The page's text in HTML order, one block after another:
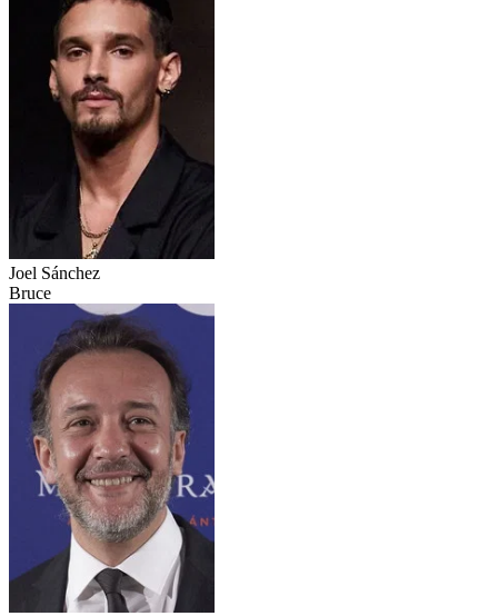
Joel Sánchez
Bruce